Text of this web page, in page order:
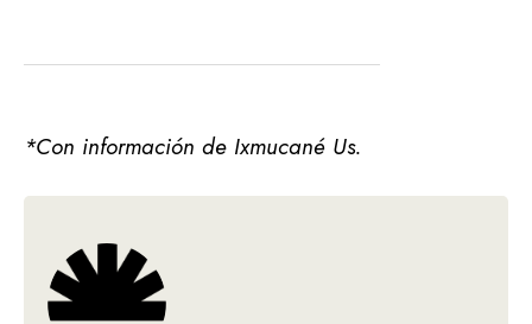
*Con información de Ixmucané Us.